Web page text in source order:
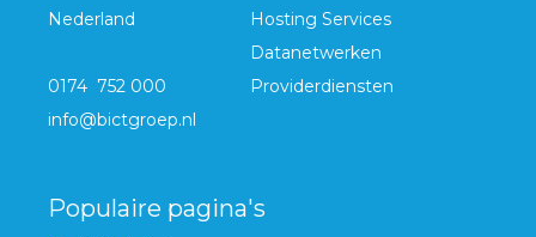
Nederland
0174 752 000
info@bictgroep.nl
Hosting Services
Datanetwerken
Providerdiensten
Populaire pagina's